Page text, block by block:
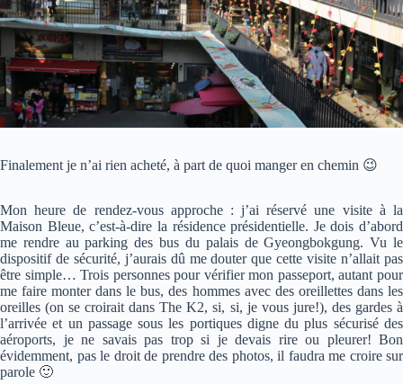
Finalement je n’ai rien acheté, à part de quoi manger en chemin 😉
Mon heure de rendez-vous approche : j’ai réservé une visite à la
Maison Bleue, c’est-à-dire la résidence présidentielle. Je dois d’abord
me rendre au parking des bus du palais de Gyeongbokgung. Vu le
dispositif de sécurité, j’aurais dû me douter que cette visite n’allait pas
être simple… Trois personnes pour vérifier mon passeport, autant pour
me faire monter dans le bus, des hommes avec des oreillettes dans les
oreilles (on se croirait dans The K2, si, si, je vous jure!), des gardes à
l’arrivée et un passage sous les portiques digne du plus sécurisé des
aéroports, je ne savais pas trop si je devais rire ou pleurer! Bon
évidemment, pas le droit de prendre des photos, il faudra me croire sur
parole 🙂